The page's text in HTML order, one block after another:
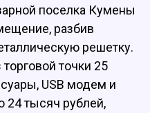
поселка Кумены
разбив
решетку.
точки 25
USB модем и
24 тысяч рублей,